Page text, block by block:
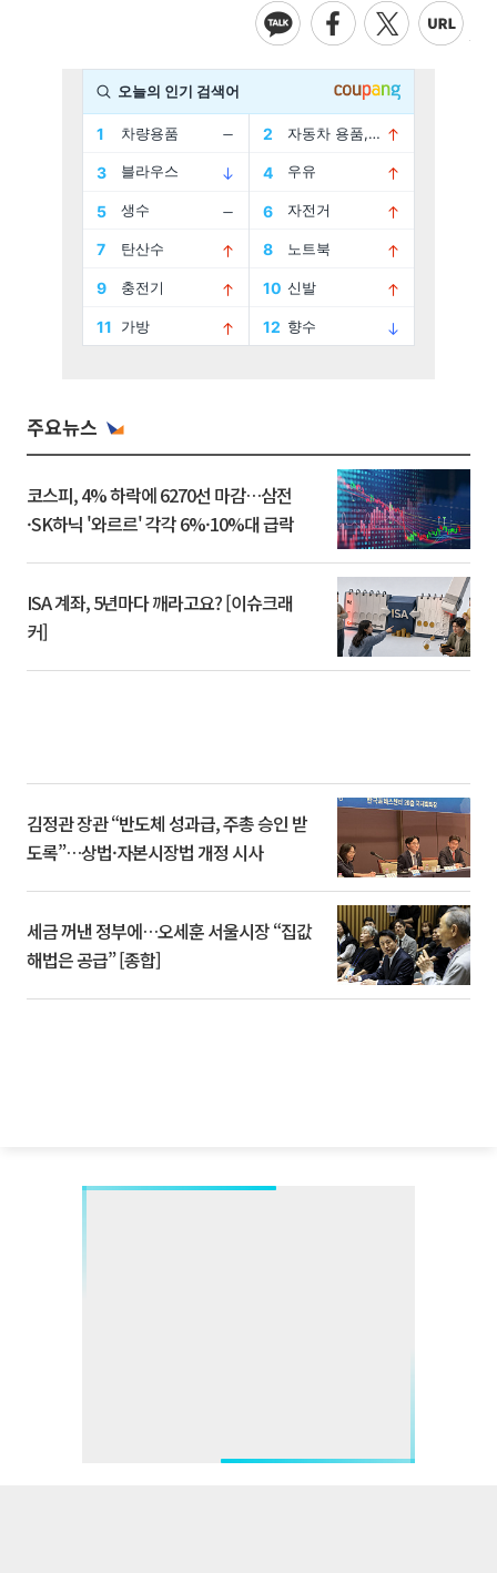
주요뉴스
코스피, 4% 하락에 6270선 마감…삼전
·SK하닉 '와르르' 각각 6%·10%대 급락
ISA 계좌, 5년마다 깨라고요? [이슈크래
커]
김정관 장관 “반도체 성과급, 주총 승인 받
도록”…상법·자본시장법 개정 시사
세금 꺼낸 정부에…오세훈 서울시장 “집값
해법은 공급” [종합]